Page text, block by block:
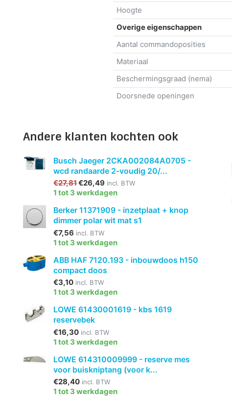
Hoogte
Overige eigenschappen
Aantal commandoposities
Materiaal
Beschermingsgraad (nema)
Doorsnede openingen
Andere klanten kochten ook
Busch Jaeger 2CKA002084A0705 -
wcd randaarde 2-voudig 20/...
€27,81€26,49 incl. BTW
1 tot 3 werkdagen
Berker 11371909 - inzetplaat + knop
dimmer polar wit mat s1
€7,56 incl. BTW
1 tot 3 werkdagen
ABB HAF 7120.193 - inbouwdoos h150
compact doos
€3,10 incl. BTW
1 tot 3 werkdagen
LOWE 61430001619 - kbs 1619
reservebek
€16,30 incl. BTW
1 tot 3 werkdagen
LOWE 614310009999 - reserve mes
voor buiskniptang (voor k...
€28,40 incl. BTW
1 tot 3 werkdagen